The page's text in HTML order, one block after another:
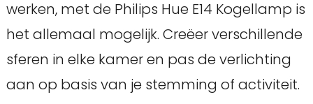
werken, met de Philips Hue E14 Kogellamp is
het allemaal mogelijk. Creëer verschillende
sferen in elke kamer en pas de verlichting
aan op basis van je stemming of activiteit.